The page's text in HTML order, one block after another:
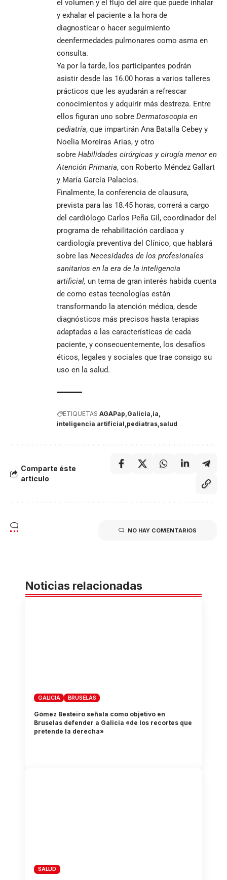
el volumen y el flujo del aire que puede inhalar
y exhalar el paciente a la hora de
diagnosticar o hacer seguimiento
deenfermedades pulmonares como asma en
consulta.
Ya por la tarde, los participantes podrán
asistir desde las 16.00 horas a varios talleres
prácticos que les ayudarán a refrescar
conocimientos y adquirir más destreza. Entre
ellos figuran uno sobre Dermatoscopia en
pediatría, que impartirán Ana Batalla Cebey y
Noelia Moreiras Arias, y otro
sobre Habilidades cirúrgicas y cirugía menor en
Atención Primaria, con Roberto Méndez Gallart
y María García Palacios.
Finalmente, la conferencia de clausura,
prevista para las 18.45 horas, correrá a cargo
del cardiólogo Carlos Peña Gil, coordinador del
programa de rehabilitación cardíaca y
cardiología preventiva del Clínico, que hablará
sobre las Necesidades de los profesionales
sanitarios en la era de la inteligencia
artificial, un tema de gran interés habida cuenta
de como estas tecnologías están
transformando la atención médica, desde
diagnósticos más precisos hasta terapias
adaptadas a las características de cada
paciente, y consecuentemente, los desafíos
éticos, legales y sociales que trae consigo su
uso en la salud.
ETIQUETAS AGAPap Galicia ia
inteligencia artificial pediatras salud
Comparte éste
artículo
NO HAY COMENTARIOS
Noticias relacionadas
GALICIA BRUSELAS
Gómez Besteiro señala como objetivo en
Bruselas defender a Galicia «de los recortes que
pretende la derecha»
SALUD